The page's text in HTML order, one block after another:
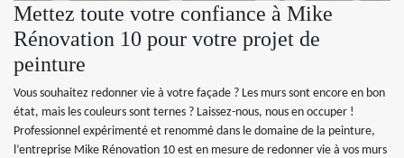
Mettez toute votre confiance à Mike
Rénovation 10 pour votre projet de
peinture
Vous souhaitez redonner vie à votre façade ? Les murs sont encore en bon
état, mais les couleurs sont ternes ? Laissez-nous, nous en occuper !
Professionnel expérimenté et renommé dans le domaine de la peinture,
l’entreprise Mike Rénovation 10 est en mesure de redonner vie à vos murs